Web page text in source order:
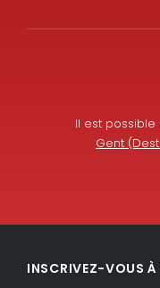
Il est
Gent
INSCRIVEZ-VOUS À